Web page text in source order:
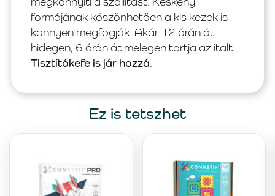
formájának köszönhetően a kis kezek is
könnyen megfogják. Akár 12 órán át
hidegen, 6 órán át melegen tartja az italt.
Tisztítókefe is jár hozzá.
Ez is tetszhet